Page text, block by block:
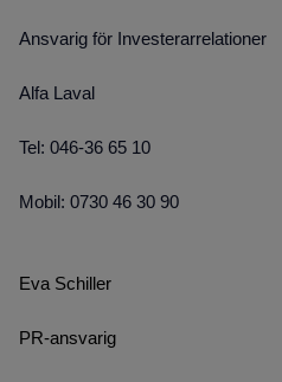
Ansvarig för Investerarrelationer
Alfa Laval
Tel: 046-36 65 10
Mobil: 0730 46 30 90
Eva Schiller
PR-ansvarig